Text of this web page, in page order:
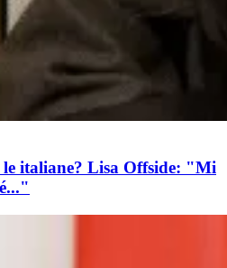
italiane? Lisa Offside: "Mi